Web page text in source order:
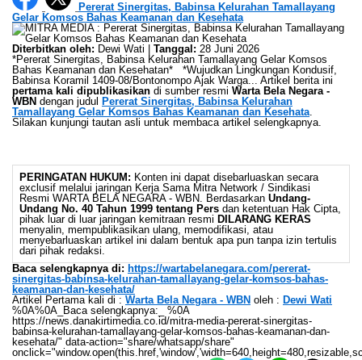
Pererat Sinergitas, Babinsa Kelurahan Tamallayang
Gelar Komsos Bahas Keamanan dan Kesehata
Diterbitkan oleh: Dewi Wati | Tanggal: 28 Juni 2026
*Pererat Sinergitas, Babinsa Kelurahan Tamallayang Gelar Komsos
Bahas Keamanan dan Kesehatan* *Wujudkan Lingkungan Kondusif,
Babinsa Koramil 1409-08/Bontonompo Ajak Warga... Artikel berita ini
pertama kali dipublikasikan di sumber resmi Warta Bela Negara -
WBN dengan judul Pererat Sinergitas, Babinsa Kelurahan
Tamallayang Gelar Komsos Bahas Keamanan dan Kesehata.
Silakan kunjungi tautan asli untuk membaca artikel selengkapnya.
PERINGATAN HUKUM: Konten ini dapat disebarluaskan secara
exclusif melalui jaringan Kerja Sama Mitra Network / Sindikasi
Resmi WARTA BELA NEGARA - WBN. Berdasarkan Undang-
Undang No. 40 Tahun 1999 tentang Pers dan ketentuan Hak Cipta,
pihak luar di luar jaringan kemitraan resmi DILARANG KERAS
menyalin, mempublikasikan ulang, memodifikasi, atau
menyebarluaskan artikel ini dalam bentuk apa pun tanpa izin tertulis
dari pihak redaksi.
Baca selengkapnya di: https://wartabelanegara.com/pererat-
sinergitas-babinsa-kelurahan-tamallayang-gelar-komsos-bahas-
keamanan-dan-kesehata/
Artikel Pertama kali di : Warta Bela Negara - WBN oleh : Dewi Wati
%0A%0A_Baca selengkapnya:_ %0A
https://news.danakirtimedia.co.id/mitra-media-pererat-sinergitas-
babinsa-kelurahan-tamallayang-gelar-komsos-bahas-keamanan-dan-
kesehata/" data-action="share/whatsapp/share"